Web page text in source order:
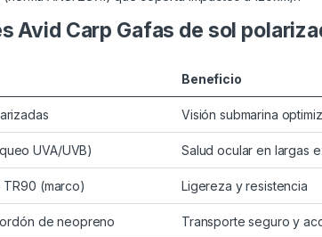
Avid Carp Gafas de sol
Beneficio
Visión submarina
UVA/UVB) Salud ocular en largas
TR90 (marco) Ligereza y resistencia
de neopreno Transporte seguro y